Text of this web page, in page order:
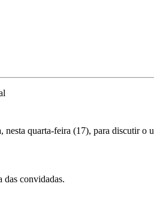
quarta-feira (17), para discutir o
das convidadas.